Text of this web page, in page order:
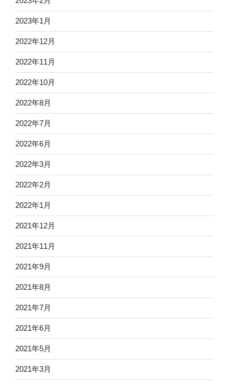
2023年1月
2022年12月
2022年11月
2022年10月
2022年8月
2022年7月
2022年6月
2022年3月
2022年2月
2022年1月
2021年12月
2021年11月
2021年9月
2021年8月
2021年7月
2021年6月
2021年5月
2021年3月